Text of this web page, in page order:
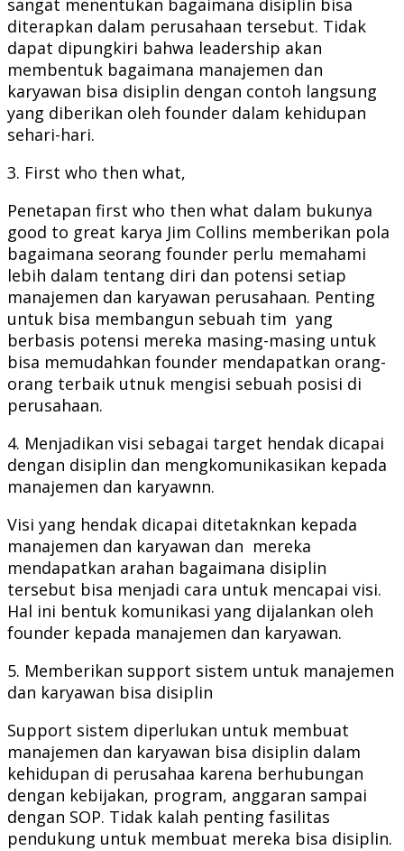
sangat menentukan bagaimana disiplin bisa
diterapkan dalam perusahaan tersebut. Tidak
dapat dipungkiri bahwa leadership akan
membentuk bagaimana manajemen dan
karyawan bisa disiplin dengan contoh langsung
yang diberikan oleh founder dalam kehidupan
sehari-hari.
3. First who then what,
Penetapan first who then what dalam bukunya
good to great karya Jim Collins memberikan pola
bagaimana seorang founder perlu memahami
lebih dalam tentang diri dan potensi setiap
manajemen dan karyawan perusahaan. Penting
untuk bisa membangun sebuah tim yang
berbasis potensi mereka masing-masing untuk
bisa memudahkan founder mendapatkan orang-
orang terbaik utnuk mengisi sebuah posisi di
perusahaan.
4. Menjadikan visi sebagai target hendak dicapai
dengan disiplin dan mengkomunikasikan kepada
manajemen dan karyawnn.
Visi yang hendak dicapai ditetaknkan kepada
manajemen dan karyawan dan mereka
mendapatkan arahan bagaimana disiplin
tersebut bisa menjadi cara untuk mencapai visi.
Hal ini bentuk komunikasi yang dijalankan oleh
founder kepada manajemen dan karyawan.
5. Memberikan support sistem untuk manajemen
dan karyawan bisa disiplin
Support sistem diperlukan untuk membuat
manajemen dan karyawan bisa disiplin dalam
kehidupan di perusahaa karena berhubungan
dengan kebijakan, program, anggaran sampai
dengan SOP. Tidak kalah penting fasilitas
pendukung untuk membuat mereka bisa disiplin.